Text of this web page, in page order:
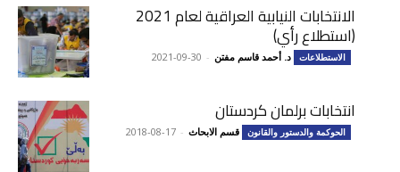
الانتخابات النيابية العراقية لعام 2021
(استطلاع رأي)
الاستطلاعات د. أحمد قاسم مفتن -
2021-09-30
انتخابات برلمان كردستان
الحوكمة والدستور والقانون قسم الابحاث -
2018-08-17